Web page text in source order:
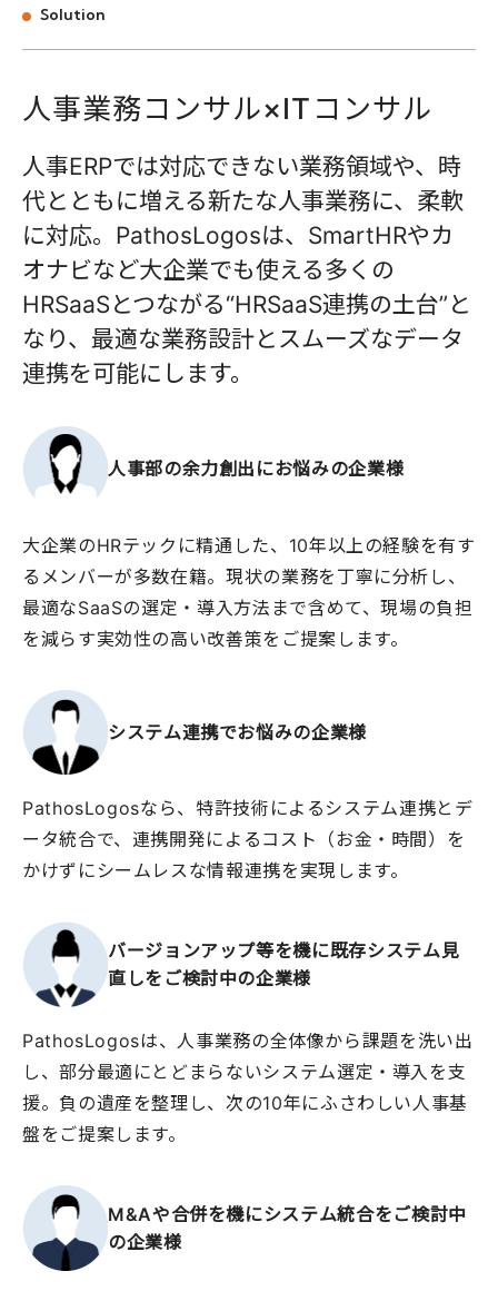
Solution
人事業務コ ンサル×IT コ ンサル
人事ERPでは対応できない業務領域や、時
代とともに増える新たな人事業務に、柔軟
に対応。PathosLogosは、SmartHRやカ
オナビなど大企業でも使える多くの
HRSaaSとつながる“HRSaaS連携の土台”と
なり、最適な業務設計とスムーズなデータ
連携を可能にします。
人事部の余力創出にお悩みの企業様
大企業のHRテックに精通した、10年以上の経験を有す
るメンバーが多数在籍。現状の業務を丁寧に分析し、
最適なSaaSの選定・導入方法まで含めて、現場の負担
を減らす実効性の高い改善策をご提案します。
システム連携でお悩みの企業様
PathosLogosなら、特許技術によるシステム連携とデ
ータ統合で、連携開発によるコスト（お金・時間）を
かけずにシームレスな情報連携を実現します。
バージョンアップ等を機に既存システム見
直しをご検討中の企業様
PathosLogosは、人事業務の全体像から課題を洗い出
し、部分最適にとどまらないシステム選定・導入を支
援。負の遺産を整理し、次の10年にふさわしい人事基
盤をご提案します。
M&Aや合併を機にシステム統合をご検討中
の企業様